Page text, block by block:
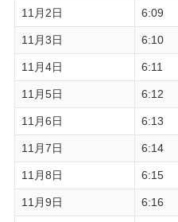
11月2日 6:09
11月3日 6:10
11月4日 6:11
11月5日 6:12
11月6日 6:13
11月7日 6:14
11月8日 6:15
11月9日 6:16